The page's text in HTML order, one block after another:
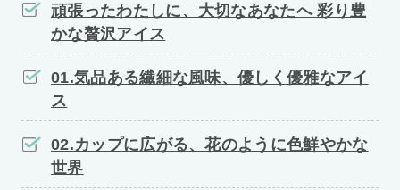
頑張ったわたしに、大切なあなたへ 彩り豊
かな贅沢アイス
01.気品ある繊細な風味、優しく優雅なアイ
ス
02.カップに広がる、花のように色鮮やかな
世界